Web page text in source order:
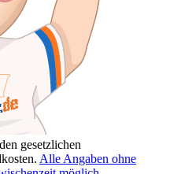
gesetzlichen
Alle Angaben ohne